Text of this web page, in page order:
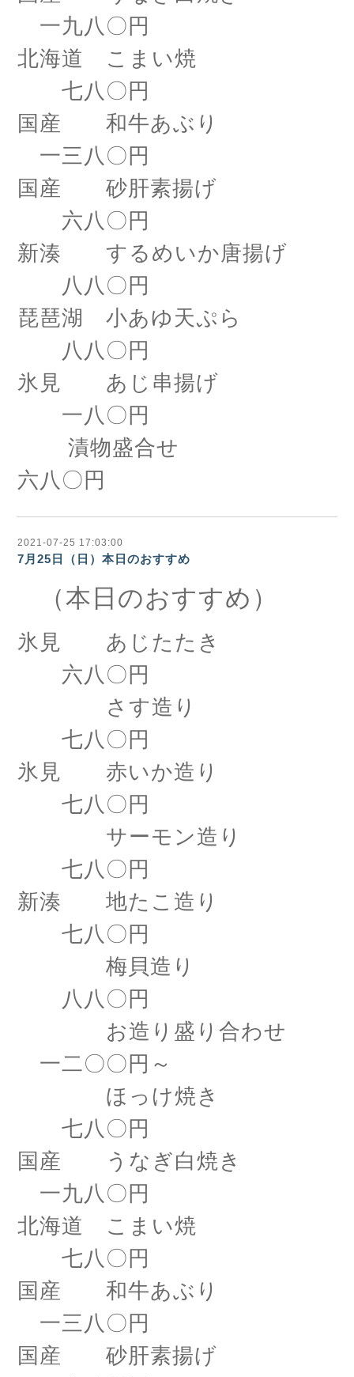
一九八〇円
北海道 こまい焼
七八〇円
国産 和牛あぶり
一三八〇円
国産 砂肝素揚げ
六八〇円
新湊 するめいか唐揚げ
八八〇円
琵琶湖 小あゆ天ぷら
八八〇円
氷見 あじ串揚げ
一八〇円
漬物盛合せ
六八〇円
2021-07-25 17:03:00
7月25日（日）本日のおすすめ
（本日のおすすめ）
氷見 あじたたき
六八〇円
さす造り
七八〇円
氷見 赤いか造り
七八〇円
サーモン造り
七八〇円
新湊 地たこ造り
七八〇円
梅貝造り
八八〇円
お造り盛り合わせ
一二〇〇円～
ほっけ焼き
七八〇円
国産 うなぎ白焼き
一九八〇円
北海道 こまい焼
七八〇円
国産 和牛あぶり
一三八〇円
国産 砂肝素揚げ